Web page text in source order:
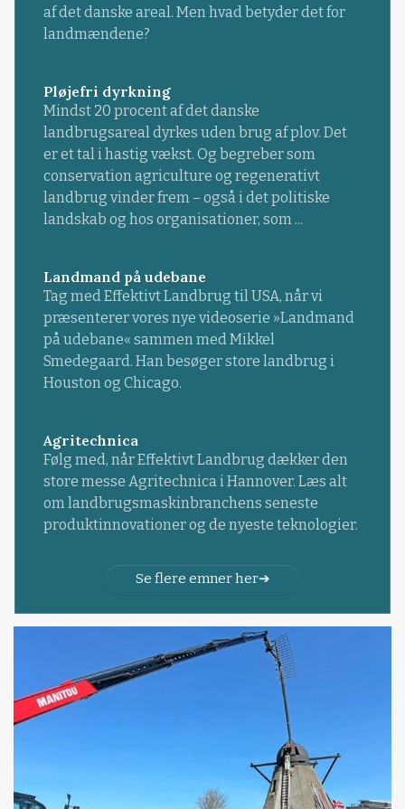
af det danske areal. Men hvad betyder det for
landmændene?
Pløjefri dyrkning
Mindst 20 procent af det danske
landbrugsareal dyrkes uden brug af plov. Det
er et tal i hastig vækst. Og begreber som
conservation agriculture og regenerativt
landbrug vinder frem – også i det politiske
landskab og hos organisationer, som ...
Landmand på udebane
Tag med Effektivt Landbrug til USA, når vi
præsenterer vores nye videoserie »Landmand
på udebane« sammen med Mikkel
Smedegaard. Han besøger store landbrug i
Houston og Chicago.
Agritechnica
Følg med, når Effektivt Landbrug dækker den
store messe Agritechnica i Hannover. Læs alt
om landbrugsmaskinbranchens seneste
produktinnovationer og de nyeste teknologier.
Se flere emner her